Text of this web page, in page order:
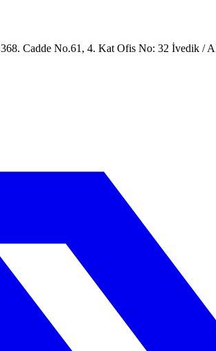
Cadde No.61, 4. Kat Ofis No: 32 İvedik /